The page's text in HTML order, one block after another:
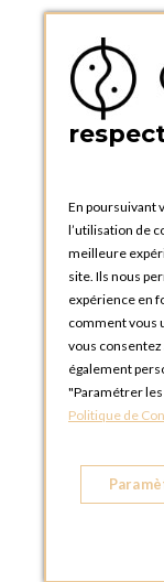
L
En poursuivant
l’utilisation de
meilleure
site. Ils nous
expérience en
comment vous
vous consentez
également
"Paramétrer
Politique de